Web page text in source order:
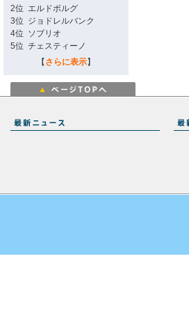
2位 エルドボルグ
3位 ジョドレルバンク
4位 ソブリオ
5位 チェスティーノ
【 さらに表示】